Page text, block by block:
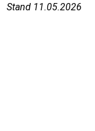
Stand 11.05.2026